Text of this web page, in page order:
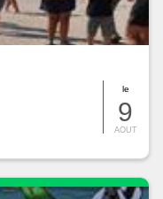
le
9
AOUT